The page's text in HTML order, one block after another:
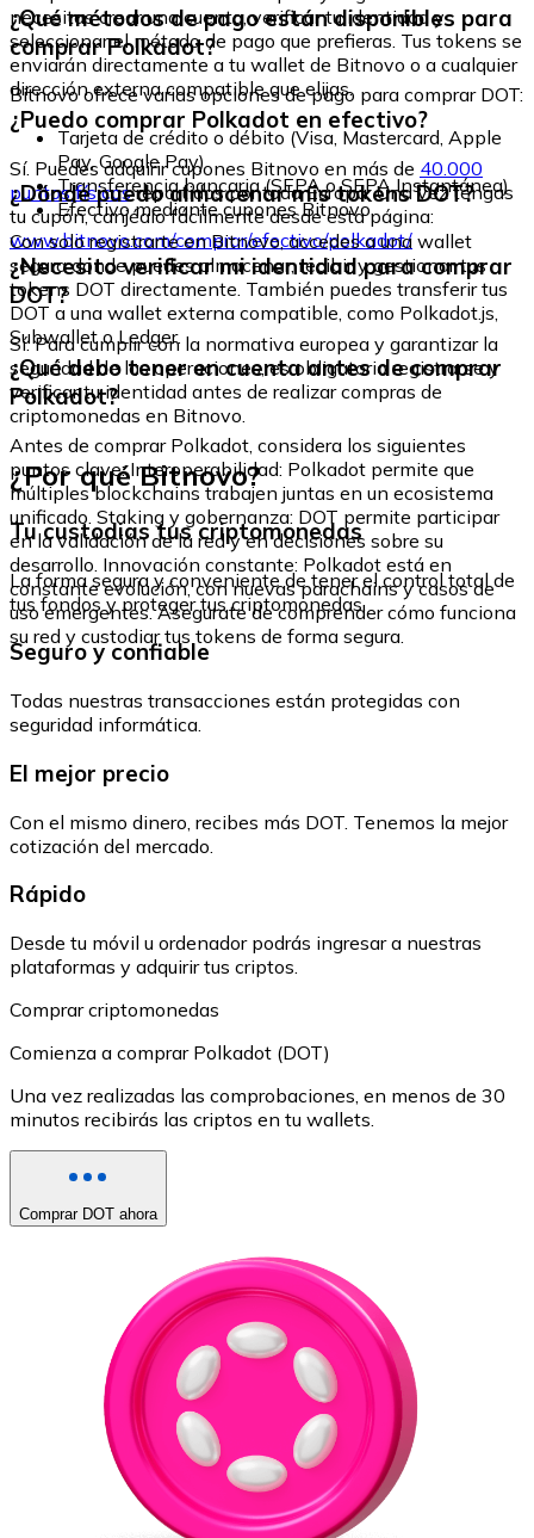
necesitas crear una cuenta, verificar tu identidad y
seleccionar el método de pago que prefieras. Tus tokens se
enviarán directamente a tu wallet de Bitnovo o a cualquier
dirección externa compatible que elijas.
¿Qué métodos de pago están disponibles para
comprar Polkadot?
Bitnovo ofrece varias opciones de pago para comprar DOT:
Tarjeta de crédito o débito (Visa, Mastercard, Apple
Pay, Google Pay)
Transferencia bancaria (SEPA o SEPA Instantánea)
Efectivo mediante cupones Bitnovo
¿Puedo comprar Polkadot en efectivo?
Sí. Puedes adquirir cupones Bitnovo en más de 40.000
puntos físicosrepartidos por toda Europa. Una vez tengas
tu cupón, canjéalo fácilmente desde esta página:
www.bitnovo.com/comprar/efectivo/polkadot/
¿Dónde puedo almacenar mis tokens DOT?
Con solo registrarte en Bitnovo, accedes a una wallet
segura donde puedes almacenar, recibir y gestionar tus
tokens DOT directamente. También puedes transferir tus
DOT a una wallet externa compatible, como Polkadot.js,
Subwallet o Ledger.
¿Necesito verificar mi identidad para comprar
DOT?
Sí. Para cumplir con la normativa europea y garantizar la
seguridad de las operaciones, es obligatorio registrarse y
verificar tu identidad antes de realizar compras de
criptomonedas en Bitnovo.
¿Qué debo tener en cuenta antes de comprar
Polkadot?
Antes de comprar Polkadot, considera los siguientes
puntos clave: Interoperabilidad: Polkadot permite que
múltiples blockchains trabajen juntas en un ecosistema
unificado. Staking y gobernanza: DOT permite participar
en la validación de la red y en decisiones sobre su
desarrollo. Innovación constante: Polkadot está en
constante evolución, con nuevas parachains y casos de
uso emergentes. Asegúrate de comprender cómo funciona
su red y custodiar tus tokens de forma segura.
¿Por qué Bitnovo?
Tu custodias tus criptomonedas
La forma segura y conveniente de tener el control total de
tus fondos y proteger tus criptomonedas.
Seguro y confiable
Todas nuestras transacciones están protegidas con
seguridad informática.
El mejor precio
Con el mismo dinero, recibes más DOT. Tenemos la mejor
cotización del mercado.
Rápido
Desde tu móvil u ordenador podrás ingresar a nuestras
plataformas y adquirir tus criptos.
Comprar criptomonedas
Comienza a comprar Polkadot (DOT)
Una vez realizadas las comprobaciones, en menos de 30
minutos recibirás las criptos en tu wallets.
Comprar DOT ahora